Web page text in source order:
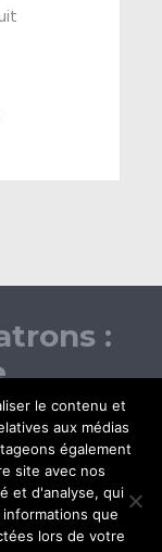
:
le contenu et
aux médias
également
site avec nos
et d'analyse, qui
que
lors de votre